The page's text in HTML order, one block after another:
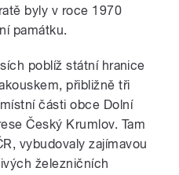
byly v roce 1970
památku.
poblíž státní hranice
přibližně tři
části obce Dolní
Český Krumlov. Tam
vybudovaly zajímavou
železničních